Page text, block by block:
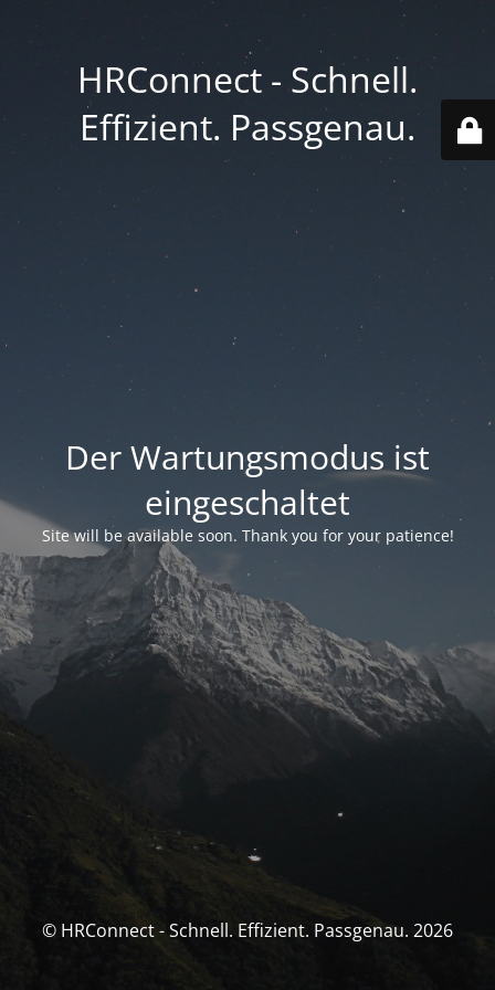
HRConnect - Schnell.
Effizient. Passgenau.
Der Wartungsmodus ist
eingeschaltet
Site will be available soon. Thank you for your patience!
© HRConnect - Schnell. Effizient. Passgenau. 2026